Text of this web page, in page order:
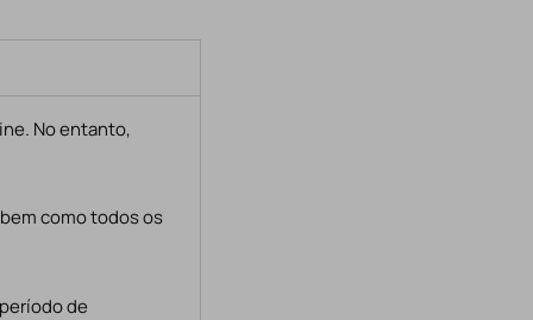
No entanto,
como todos os
de